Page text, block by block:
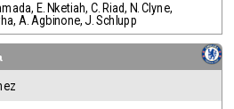
, E. Nketiah, C. Riad, N. Clyne,
, A. Agbinone,J. Schlupp